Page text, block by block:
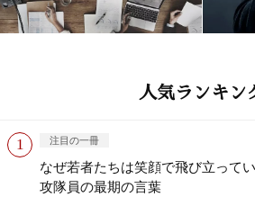
人気ランキン
注目の一冊
なぜ若者たちは笑顔で飛び立っ
攻隊員の最期の言葉